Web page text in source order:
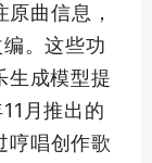
曲信息，
。这些功
成模型提
月推出的
唱创作歌